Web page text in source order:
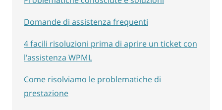
Domande di assistenza frequenti
4 facili risoluzioni prima di aprire un ticket con
l'assistenza WPML
Come risolviamo le problematiche di
prestazione